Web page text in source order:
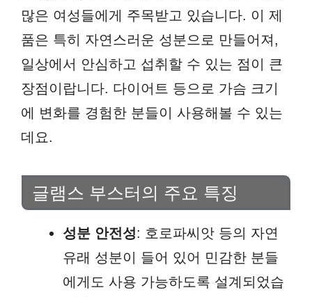
많은 여성들에게 주목받고 있습니다. 이 제
품은 특히 자연스러운 성분으로 만들어져,
일상에서 안심하고 섭취할 수 있는 점이 큰
장점이랍니다. 다이어트 등으로 가슴 크기
에 변화를 경험한 분들이 사용해볼 수 있는
데요.
글램스 부스터의 주요 특징
성분 안전성: 호로파씨앗 등의 자연
유래 성분이 들어 있어 민감한 분들
에게도 사용 가능하도록 설계되었습